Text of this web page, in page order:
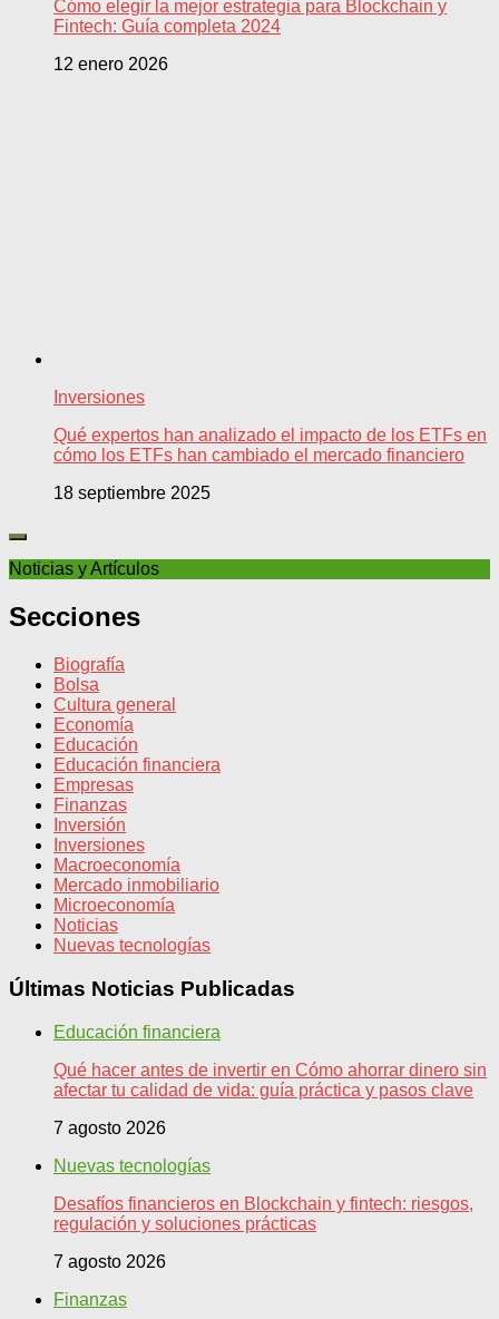
Cómo elegir la mejor estrategia para Blockchain y
Fintech: Guía completa 2024
12 enero 2026
Inversiones
Qué expertos han analizado el impacto de los ETFs en
cómo los ETFs han cambiado el mercado financiero
18 septiembre 2025
Noticias y Artículos
Secciones
Biografía
Bolsa
Cultura general
Economía
Educación
Educación financiera
Empresas
Finanzas
Inversión
Inversiones
Macroeconomía
Mercado inmobiliario
Microeconomía
Noticias
Nuevas tecnologías
Últimas Noticias Publicadas
Educación financiera
Qué hacer antes de invertir en Cómo ahorrar dinero sin
afectar tu calidad de vida: guía práctica y pasos clave
7 agosto 2026
Nuevas tecnologías
Desafíos financieros en Blockchain y fintech: riesgos,
regulación y soluciones prácticas
7 agosto 2026
Finanzas